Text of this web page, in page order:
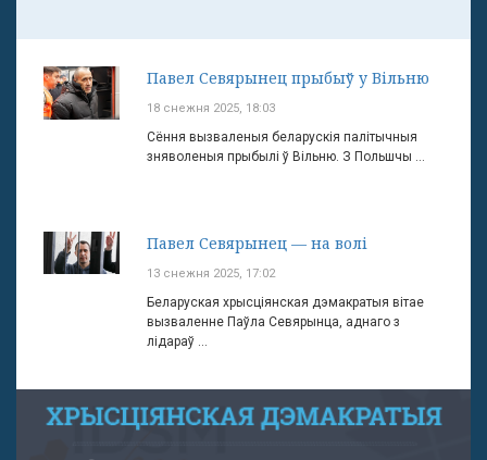
Павел Севярынец прыбыў у Вільню
18 снежня 2025, 18:03
Сёння вызваленыя беларускія палітычныя
зняволеныя прыбылі ў Вільню. З Польшчы ...
Павел Севярынец — на волі
13 снежня 2025, 17:02
Беларуская хрысціянская дэмакратыя вітае
вызваленне Паўла Севярынца, аднаго з
лідараў ...